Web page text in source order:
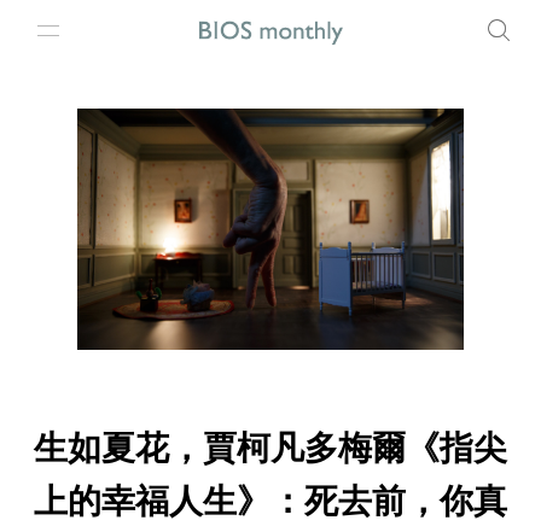
生如夏花，賈柯凡多梅爾《指尖
上的幸福人生》：死去前，你真